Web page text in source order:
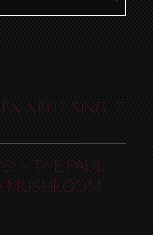
NEUE SINGLE
– THE PAUL
MUSHROOM